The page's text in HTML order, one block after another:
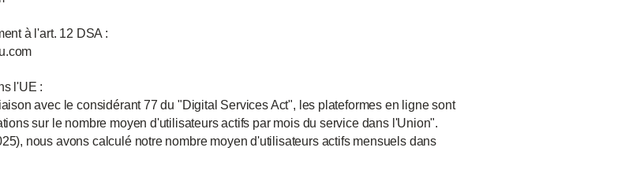
à l'art. 12 DSA :
l'UE :
avec le considérant 77 du "Digital Services Act", les plateformes en ligne sont
sur le nombre moyen d'utilisateurs actifs par mois du service dans l'Union".
nous avons calculé notre nombre moyen d'utilisateurs actifs mensuels dans